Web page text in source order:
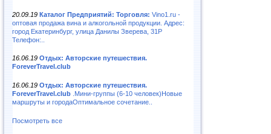
20.09.19 Каталог Предприятий: Торговля: Vino1.ru -
оптовая продажа вина и алкогольной продукции. Адрес:
город Екатеринбург, улица Данилы Зверева, 31Р
Телефон:..
16.06.19 Отдых: Авторские путешествия.
ForeverTravel.club
16.06.19 Отдых: Авторские путешествия.
ForeverTravel.club .Мини-группы (6-10 человек)Новые
маршруты и городаОптимальное сочетание..
Посмотреть все